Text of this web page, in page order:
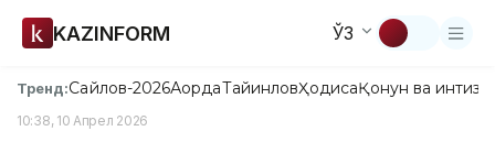
KAZINFORM ЎЗ
Тренд:Сайлов-2026АқордаТайинловҲодисаҚонун ва
10:38, 10 Апрел 2026